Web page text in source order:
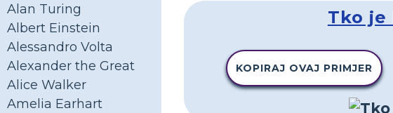
Alan Turing
Albert Einstein
Alessandro Volta
Alexander the Great
Alice Walker
Amelia Earhart
Tko je
KOPIRAJ OVAJ PRIMJER